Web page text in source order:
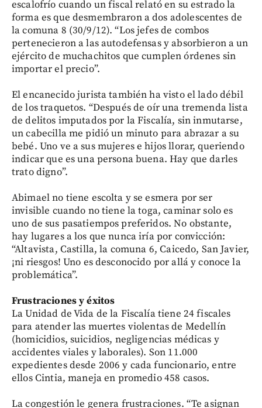
escalofrío cuando un fiscal relató en su estrado la
forma es que desmembraron a dos adolescentes de
la comuna 8 (30/9/12). “Los jefes de combos
pertenecieron a las autodefensas y absorbieron a un
ejército de muchachitos que cumplen órdenes sin
importar el precio”.
El encanecido jurista también ha visto el lado débil
de los traquetos. “Después de oír una tremenda lista
de delitos imputados por la Fiscalía, sin inmutarse,
un cabecilla me pidió un minuto para abrazar a su
bebé. Uno ve a sus mujeres e hijos llorar, queriendo
indicar que es una persona buena. Hay que darles
trato digno”.
Abimael no tiene escolta y se esmera por ser
invisible cuando no tiene la toga, caminar solo es
uno de sus pasatiempos preferidos. No obstante,
hay lugares a los que nunca iría por convicción:
“Altavista, Castilla, la comuna 6, Caicedo, San Javier,
¡ni riesgos! Uno es desconocido por allá y conoce la
problemática”.
Frustraciones y éxitos
La Unidad de Vida de la Fiscalía tiene 24 fiscales
para atender las muertes violentas de Medellín
(homicidios, suicidios, negligencias médicas y
accidentes viales y laborales). Son 11.000
expedientes desde 2006 y cada funcionario, entre
ellos Cintia, maneja en promedio 458 casos.
La congestión le genera frustraciones. “Te asignan